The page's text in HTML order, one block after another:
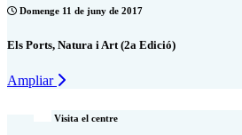
Domenge 11 de juny de 2017
Els Ports, Natura i Art (2a Edició)
Ampliar
Visita el centre